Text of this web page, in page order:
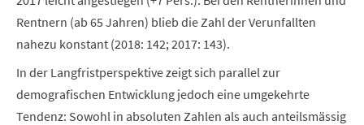
Rentnern (ab 65 Jahren) blieb die Zahl der Verunfallten
nahezu konstant (2018: 142; 2017: 143).
In der Langfristperspektive zeigt sich parallel zur
demografischen Entwicklung jedoch eine umgekehrte
Tendenz: Sowohl in absoluten Zahlen als auch anteilsmässig